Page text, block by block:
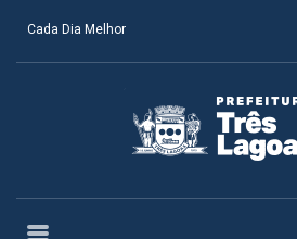
Cada Dia Melhor